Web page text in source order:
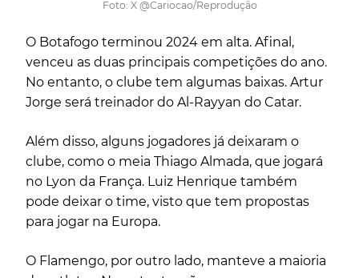
Foto: X @Cariocao/Reprodução
O Botafogo terminou 2024 em alta. Afinal,
venceu as duas principais competições do ano.
No entanto, o clube tem algumas baixas. Artur
Jorge será treinador do Al-Rayyan do Catar.
Além disso, alguns jogadores já deixaram o
clube, como o meia Thiago Almada, que jogará
no Lyon da França. Luiz Henrique também
pode deixar o time, visto que tem propostas
para jogar na Europa.
O Flamengo, por outro lado, manteve a maioria